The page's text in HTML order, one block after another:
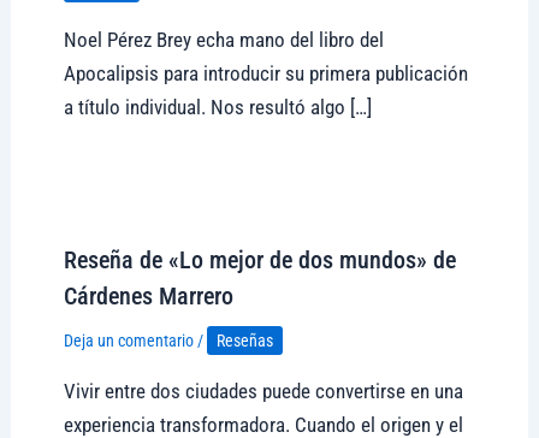
Noel Pérez Brey echa mano del libro del
Apocalipsis para introducir su primera publicación
a título individual. Nos resultó algo […]
Reseña de «Lo mejor de dos mundos» de
Cárdenes Marrero
Deja un comentario / Reseñas
Vivir entre dos ciudades puede convertirse en una
experiencia transformadora. Cuando el origen y el